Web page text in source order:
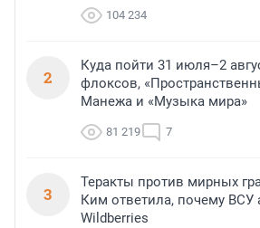
104 234
2
Куда пойти 31 июля–2
флоксов,
Манежа и «Музыка мира»
81 219 7
3
Теракты против мирных
Ким ответила, почему ВСУ
Wildberries